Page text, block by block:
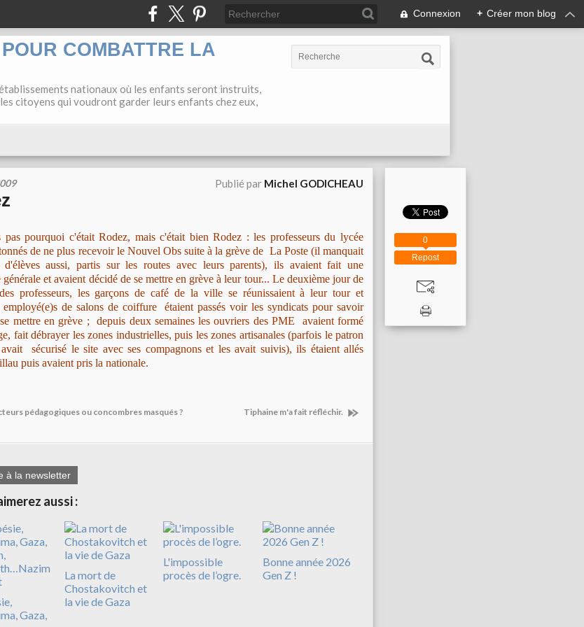
Connexion + Créer mon blog
COMBATTRE LA
nationaux où les enfants seront instruits,
citoyens qui voudront garder leurs enfants chez eux,
Publié par Michel GODICHEAU
pas pourquoi c'était Rodez, mais c'était bien Rodez : les professeurs du lycée
de ne plus recevoir le Nouvel Obs suite à la grève de La Poste (il manquait
d'élèves aussi, partis sur les routes avec leurs parents), ils avaient fait une
générale et avaient décidé de se mettre en grève à leur tour... Le deuxième jour de
professeurs, les garçons de café de la ville se réunissaient à leur tour et
de salons de coiffure étaient passés voir les syndicats pour savoir
mettre en grève ; depuis deux semaines les ouvriers des PME avaient formé
fait débrayer les zones industrielles, puis les zones artisanales (parfois le patron
sécurisé le site avec ses compagnons et les avait suivis), ils étaient allés
puis avaient pris la nationale.
pédagogiques ou concombres masqués ? Tiphaine m'a fait réfléchir.
à la newsletter
aussi :
Gaza,
La mort de
Chostakovitch et
la vie de Gaza
L'impossible
procès de l’ogre.
Bonne année 2026
Gen Z !
Repost
0